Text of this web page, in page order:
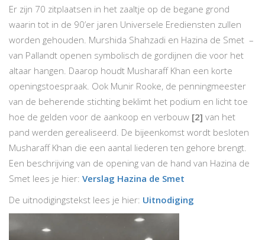
Er zijn 70 zitplaatsen in het zaaltje op de begane grond
waarin tot in de 90’er jaren Universele Erediensten zullen
worden gehouden. Murshida Shahzadi en Hazina de Smet –
van Pallandt openen symbolisch de gordijnen die voor het
altaar hangen. Daarop houdt Musharaff Khan een korte
openingstoespraak. Ook Munir Rooke, de penningmeester
van de beherende stichting beklimt het podium en licht toe
hoe de gelden voor de aankoop en verbouw [2] van het
pand werden gerealiseerd. De bijeenkomst wordt besloten
Musharaff Khan die een aantal liederen ten gehore brengt.
Een beschrijving van de opening van de hand van Hazina de
Smet lees je hier: Verslag Hazina de Smet
De uitnodigingstekst lees je hier: Uitnodiging